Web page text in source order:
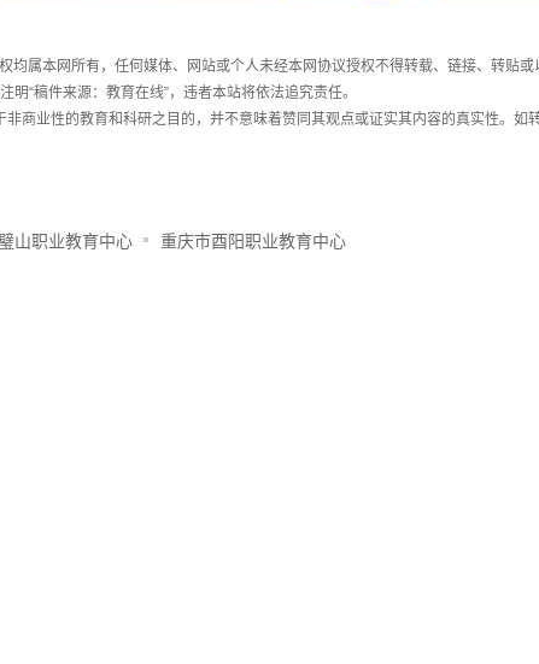
属本网所有，任何媒体、网站或个人未经本网协议授权不得转载、链接、转贴或
“稿件来源：教育在线”，违者本站将依法追究责任。
商业性的教育和科研之目的，并不意味着赞同其观点或证实其内容的真实性。如
山职业教育中心
重庆市酉阳职业教育中心